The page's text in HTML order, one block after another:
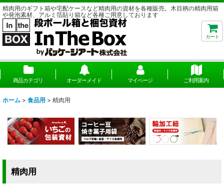
精肉用のギフト箱や宅配ケースなど精肉用の資材を各種販売。木目柄の精肉用箱
や発泡素材、アルミ箔貼り箱など各種ご用意しております
カート
商品カテゴリ オーダーメイド マイページ ご利用案内
ホーム > 食品用 > 精肉用
精肉用